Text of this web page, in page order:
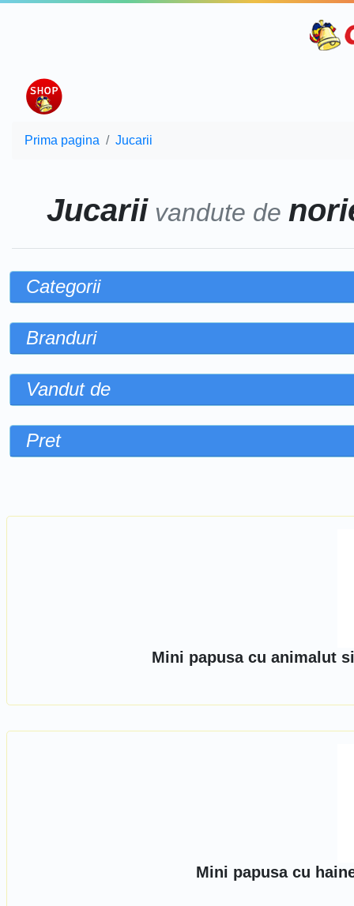
Prima pagina Jucarii
Jucariivandute de
Categorii
Branduri
Vandut de
Pret
Mini papusa cu animalut
Mini papusa cu